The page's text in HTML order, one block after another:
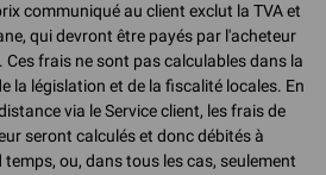
communiqué au client exclut la TVA et
qui devront être payés par l'acheteur
frais ne sont pas calculables dans la
la législation et de la fiscalité locales. En
via le Service client, les frais de
seront calculés et donc débités à
ou, dans tous les cas, seulement